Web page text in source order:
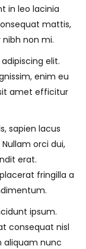
in leo lacinia
mattis,
non mi.
elit.
enim eu
amet efficitur
sapien lacus
orci dui,
erat.
fringilla a
ipsum.
consequat nisl
aliquam nunc